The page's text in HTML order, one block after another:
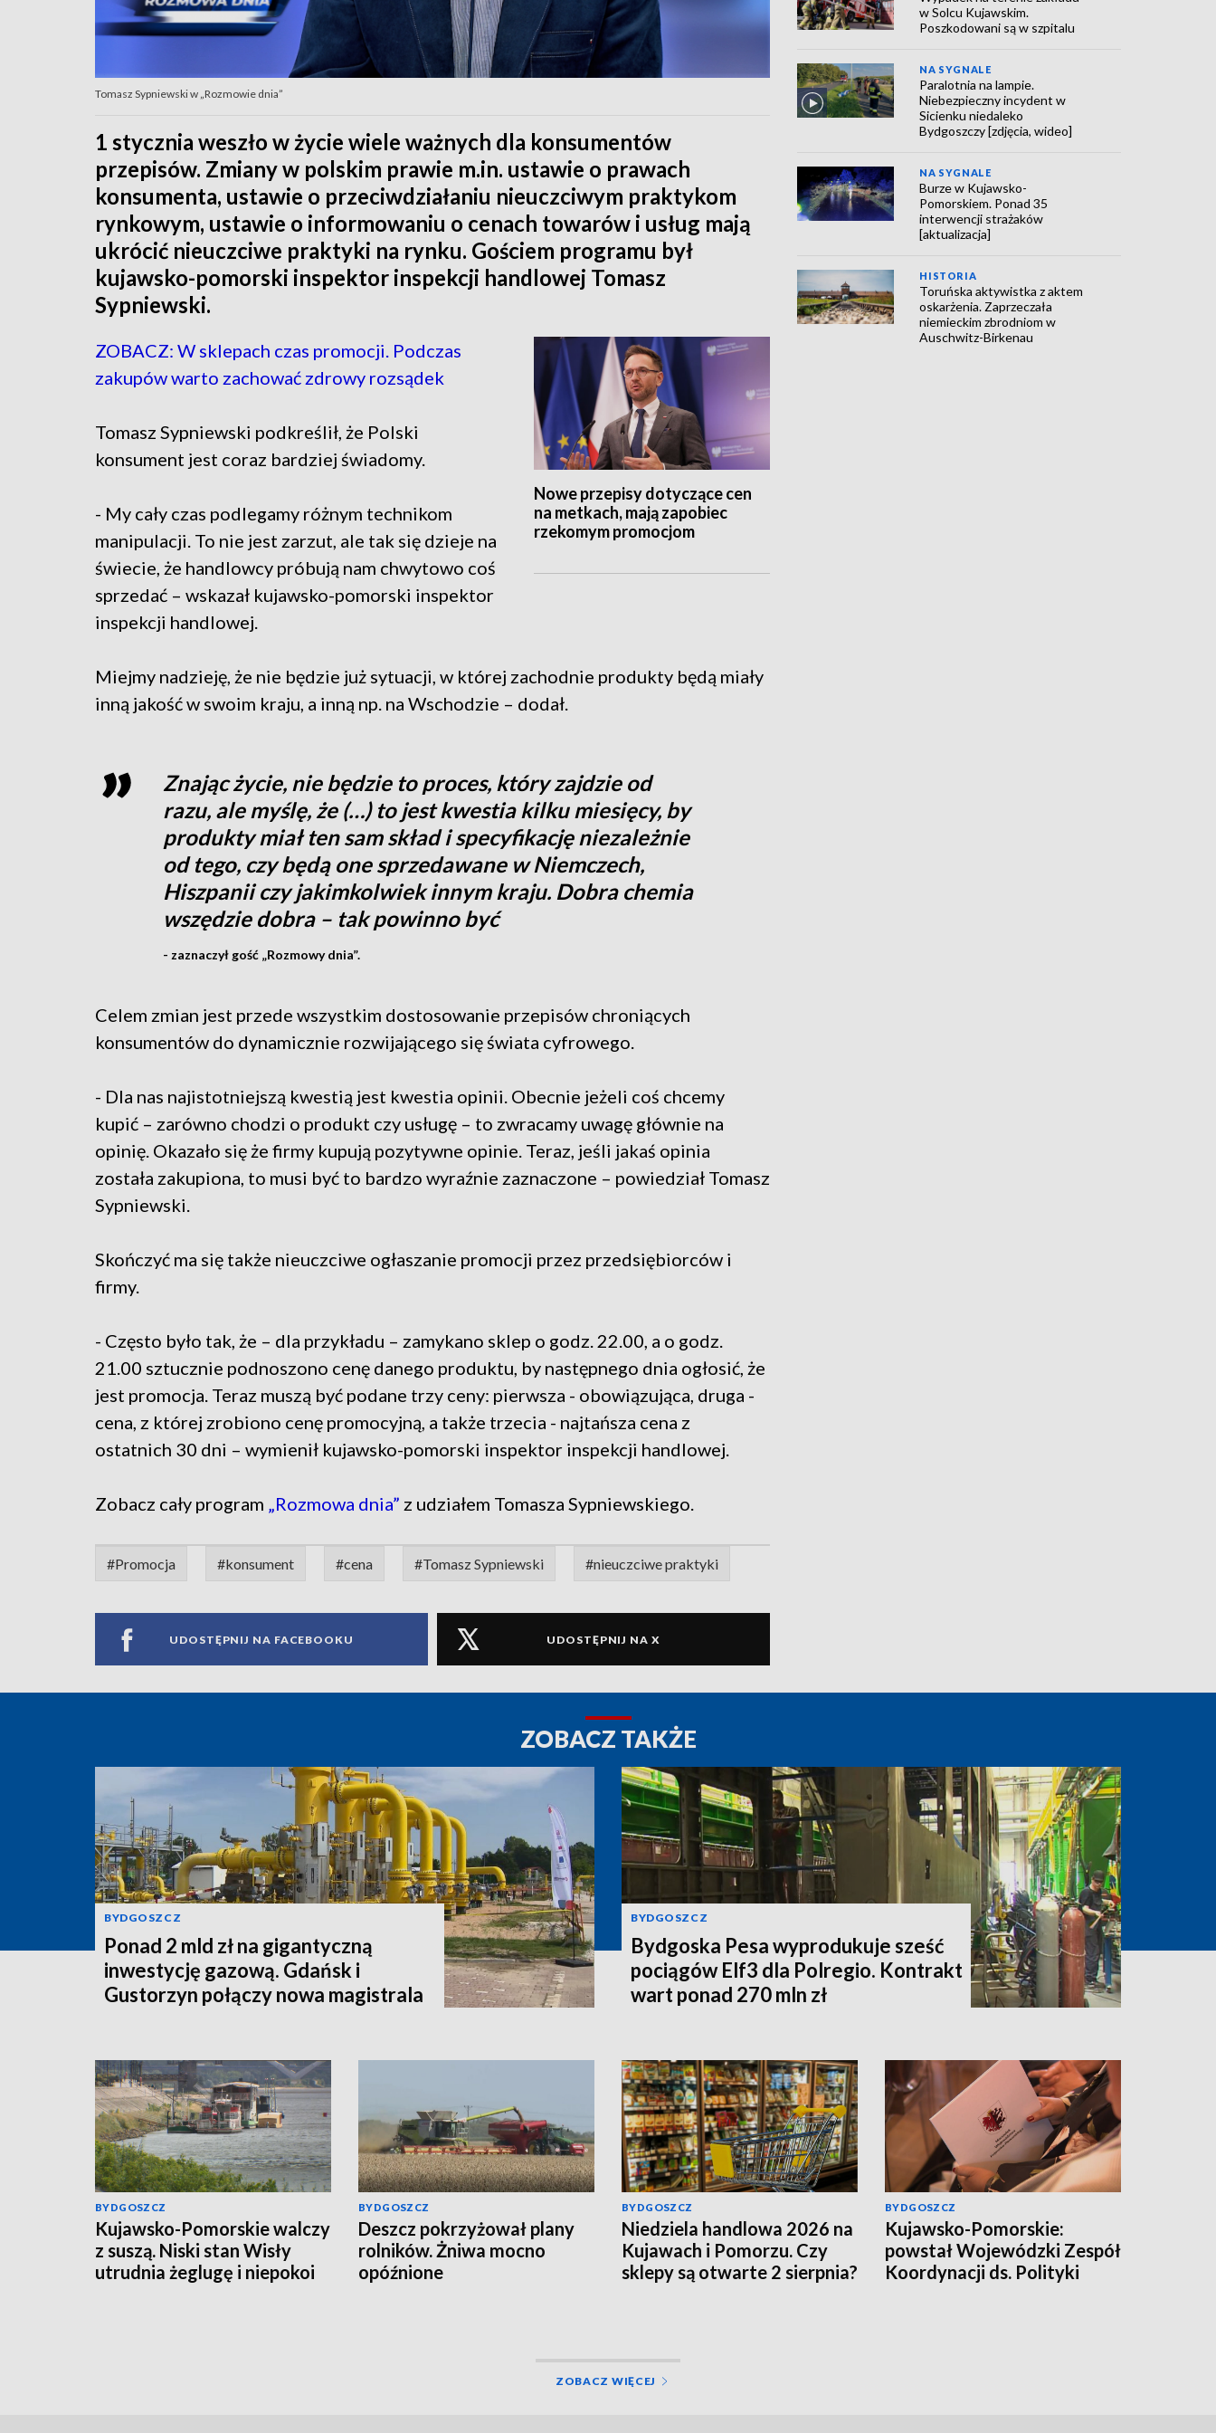
Tomasz Sypniewski w „Rozmowie dnia”
1 stycznia weszło w życie wiele ważnych dla konsumentów
przepisów. Zmiany w polskim prawie m.in. ustawie o prawach
konsumenta, ustawie o przeciwdziałaniu nieuczciwym praktykom
rynkowym, ustawie o informowaniu o cenach towarów i usług mają
ukrócić nieuczciwe praktyki na rynku. Gościem programu był
kujawsko-pomorski inspektor inspekcji handlowej Tomasz
Sypniewski.
Nowe przepisy dotyczące cen
na metkach, mają zapobiec
rzekomym promocjom
ZOBACZ: W sklepach czas promocji. Podczas
zakupów warto zachować zdrowy rozsądek
Tomasz Sypniewski podkreślił, że Polski
konsument jest coraz bardziej świadomy.
- My cały czas podlegamy różnym technikom
manipulacji. To nie jest zarzut, ale tak się dzieje na
świecie, że handlowcy próbują nam chwytowo coś
sprzedać – wskazał kujawsko-pomorski inspektor
inspekcji handlowej.
Miejmy nadzieję, że nie będzie już sytuacji, w której zachodnie produkty będą miały
inną jakość w swoim kraju, a inną np. na Wschodzie – dodał.
Znając życie, nie będzie to proces, który zajdzie od
razu, ale myślę, że (…) to jest kwestia kilku miesięcy, by
produkty miał ten sam skład i specyfikację niezależnie
od tego, czy będą one sprzedawane w Niemczech,
Hiszpanii czy jakimkolwiek innym kraju. Dobra chemia
wszędzie dobra – tak powinno być
- zaznaczył gość „Rozmowy dnia”.
Celem zmian jest przede wszystkim dostosowanie przepisów chroniących
konsumentów do dynamicznie rozwijającego się świata cyfrowego.
- Dla nas najistotniejszą kwestią jest kwestia opinii. Obecnie jeżeli coś chcemy
kupić – zarówno chodzi o produkt czy usługę – to zwracamy uwagę głównie na
opinię. Okazało się że firmy kupują pozytywne opinie. Teraz, jeśli jakaś opinia
została zakupiona, to musi być to bardzo wyraźnie zaznaczone – powiedział Tomasz
Sypniewski.
Skończyć ma się także nieuczciwe ogłaszanie promocji przez przedsiębiorców i
firmy.
- Często było tak, że – dla przykładu – zamykano sklep o godz. 22.00, a o godz.
21.00 sztucznie podnoszono cenę danego produktu, by następnego dnia ogłosić, że
jest promocja. Teraz muszą być podane trzy ceny: pierwsza - obowiązująca, druga -
cena, z której zrobiono cenę promocyjną, a także trzecia - najtańsza cena z
ostatnich 30 dni – wymienił kujawsko-pomorski inspektor inspekcji handlowej.
Zobacz cały program „Rozmowa dnia” z udziałem Tomasza Sypniewskiego.
#Promocja #konsument #cena #Tomasz Sypniewski #nieuczciwe praktyki
UDOSTĘPNIJ NA FACEBOOKU UDOSTĘPNIJ NA X
w Solcu Kujawskim.
Poszkodowani są w szpitalu
NA SYGNALE
Paralotnia na lampie.
Niebezpieczny incydent w
Sicienku niedaleko
Bydgoszczy [zdjęcia, wideo]
NA SYGNALE
Burze w Kujawsko-
Pomorskiem. Ponad 35
interwencji strażaków
[aktualizacja]
HISTORIA
Toruńska aktywistka z aktem
oskarżenia. Zaprzeczała
niemieckim zbrodniom w
Auschwitz-Birkenau
ZOBACZ TAKŻE
BYDGOSZCZ
Ponad 2 mld zł na gigantyczną
inwestycję gazową. Gdańsk i
Gustorzyn połączy nowa magistrala
BYDGOSZCZ
Bydgoska Pesa wyprodukuje sześć
pociągów Elf3 dla Polregio. Kontrakt
wart ponad 270 mln zł
BYDGOSZCZ
Kujawsko-Pomorskie walczy
z suszą. Niski stan Wisły
utrudnia żeglugę i niepokoi
BYDGOSZCZ
Deszcz pokrzyżował plany
rolników. Żniwa mocno
opóźnione
BYDGOSZCZ
Niedziela handlowa 2026 na
Kujawach i Pomorzu. Czy
sklepy są otwarte 2 sierpnia?
BYDGOSZCZ
Kujawsko-Pomorskie:
powstał Wojewódzki Zespół
Koordynacji ds. Polityki
ZOBACZ WIĘCEJ